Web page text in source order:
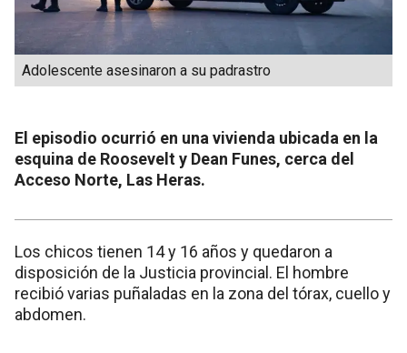
Adolescente asesinaron a su padrastro
El episodio ocurrió en una vivienda ubicada en la
esquina de Roosevelt y Dean Funes, cerca del
Acceso Norte, Las Heras.
Los chicos tienen 14 y 16 años y quedaron a
disposición de la Justicia provincial. El hombre
recibió varias puñaladas en la zona del tórax, cuello y
abdomen.